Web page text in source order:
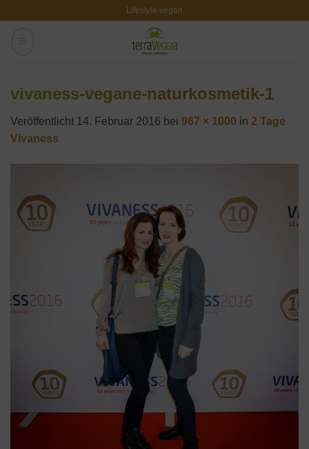
Lifestyle vegan
vivaness-vegane-naturkosmetik-1
Veröffentlicht 14. Februar 2016 bei 967 × 1000 in 2 Tage
Vivaness